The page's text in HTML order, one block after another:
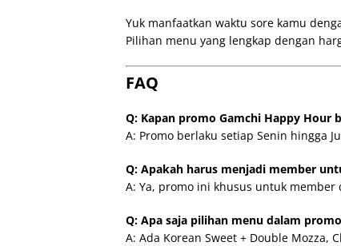
Yuk manfaatkan waktu sore kamu
Pilihan menu yang lengkap dengan
FAQ
Q: Kapan promo Gamchi Happy Hour
A: Promo berlaku setiap Senin hingga
Q: Apakah harus menjadi member
A: Ya, promo ini khusus untuk
Q: Apa saja pilihan menu dalam
A: Ada Korean Sweet + Double Mozza,